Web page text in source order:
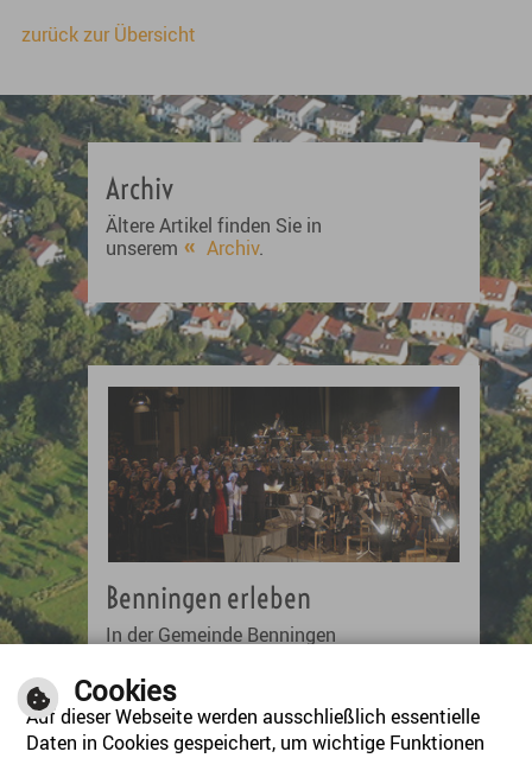
zurück zur Übersicht
Archiv
Ältere Artikel finden Sie in
unserem
Archiv.
Benningen erleben
In der Gemeinde Benningen
Deshalb ist unser
Veranstaltungskalender stets auf
dem neuesten Stand.
Cookies
Auf dieser Webseite werden ausschließlich essentielle
Daten in Cookies gespeichert, um wichtige Funktionen